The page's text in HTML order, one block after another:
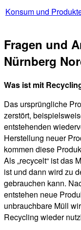
Konsum und
Fragen und
Nürnberg
Was ist mit
Das ursprüngliche
zerstört,
entstehenden
Herstellung neuer
kommen diese
Als „recycelt“ ist das
ist und dann wird zu
gebrauchen kann.
entstehen neue
unbrauchbare Müll
Recycling wieder